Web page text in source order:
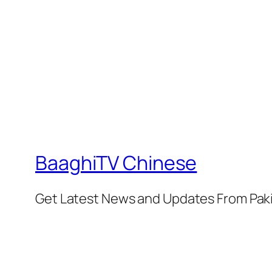
BaaghiTV Chinese
Get Latest News and Updates From